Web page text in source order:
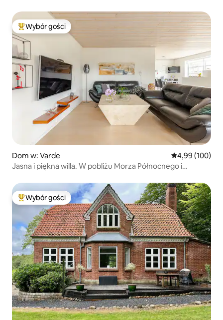
Najpopularniejsze z kategorii Wybór gości
Wybór gości
Dom w: Varde Średnia
4,99 (100)
Jasna i piękna willa. W pobliżu Morza Północnego i
Najpopularniejsze z kategorii Wybór gości
Wybór gości